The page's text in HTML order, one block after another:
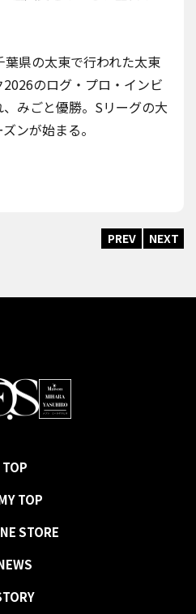
県の太東で行われた太東
のログ・プロ・インビ
みごと優勝。 Sリーグの大
ンが始まる。
PREV NEXT
TOP
TOP
STORE